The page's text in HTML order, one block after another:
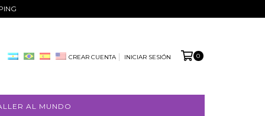
CREAR CUENTA INICIAR SESIÓN 0
AL MUNDO